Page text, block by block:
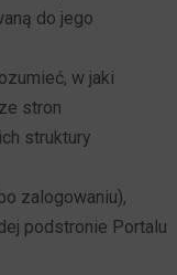
do jego
w jaki
stron
struktury
zalogowaniu),
podstronie Portalu